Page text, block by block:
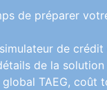
de préparer
de
de la
TAEG, coût